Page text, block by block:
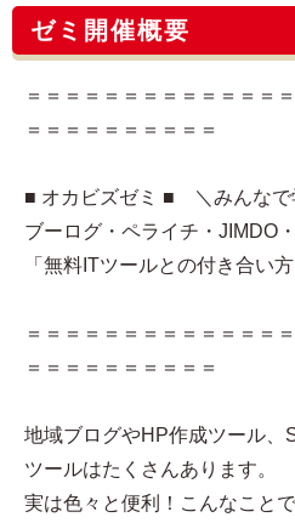
ゼミ開催概要
＝＝＝＝＝＝＝＝＝＝＝＝＝
＝＝＝＝＝＝＝＝＝＝
■ オカビズゼミ ■ ＼みんなで
ブーログ・ペライチ・JIMDO
「無料ITツールとの付き合い方
＝＝＝＝＝＝＝＝＝＝＝＝＝
＝＝＝＝＝＝＝＝＝＝
地域ブログやHP作成ツール、
ツールはたくさんあります。
実は色々と便利！こんなこと